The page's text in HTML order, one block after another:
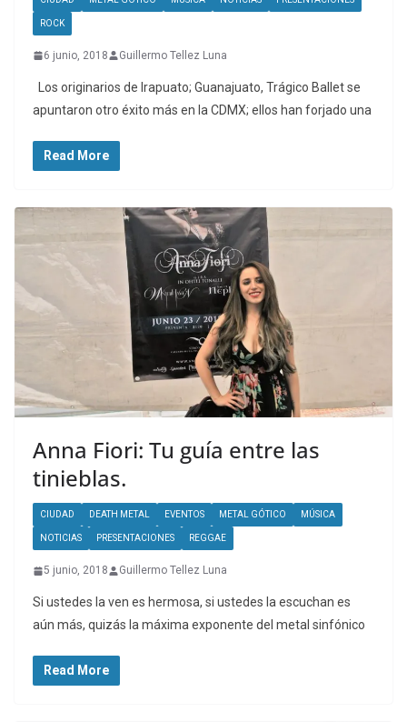
ROCK
6 junio, 2018 Guillermo Tellez Luna
Los originarios de Irapuato; Guanajuato, Trágico Ballet se
apuntaron otro éxito más en la CDMX; ellos han forjado una
Read More
Anna Fiori: Tu guía entre las
tinieblas.
CIUDAD DEATH METAL EVENTOS METAL GÓTICO MÚSICA
NOTICIAS PRESENTACIONES REGGAE
5 junio, 2018 Guillermo Tellez Luna
Si ustedes la ven es hermosa, si ustedes la escuchan es
aún más, quizás la máxima exponente del metal sinfónico
Read More